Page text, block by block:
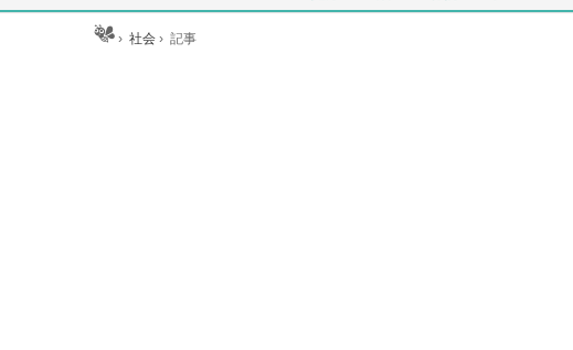
ホーム ›社会 ›記事